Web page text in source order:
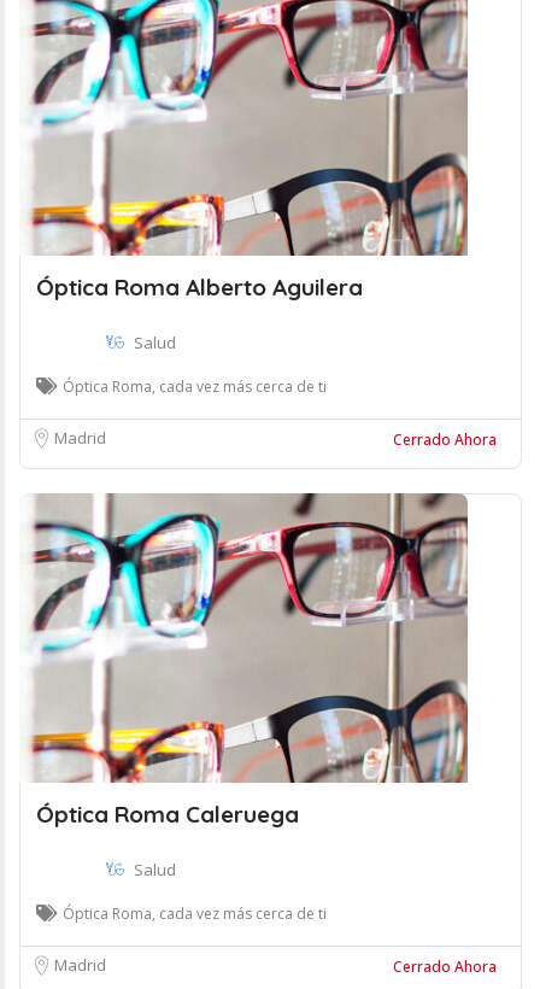
Óptica Roma Alberto Aguilera
Salud
Óptica Roma, cada vez más cerca de ti
Madrid Cerrado Ahora
Óptica Roma Caleruega
Salud
Óptica Roma, cada vez más cerca de ti
Madrid Cerrado Ahora